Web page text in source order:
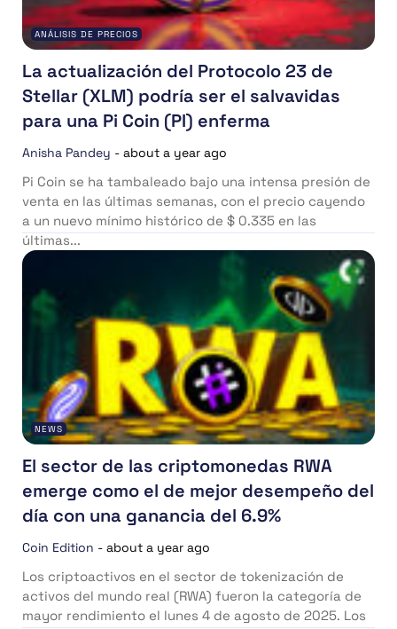
ANÁLISIS DE PRECIOS
La actualización del Protocolo 23 de
Stellar (XLM) podría ser el salvavidas
para una Pi Coin (PI) enferma
Anisha Pandey - about a year ago
Pi Coin se ha tambaleado bajo una intensa presión de
venta en las últimas semanas, con el precio cayendo
a un nuevo mínimo histórico de $ 0.335 en las
últimas...
NEWS
El sector de las criptomonedas RWA
emerge como el de mejor desempeño del
día con una ganancia del 6.9%
Coin Edition - about a year ago
Los criptoactivos en el sector de tokenización de
activos del mundo real (RWA) fueron la categoría de
mayor rendimiento el lunes 4 de agosto de 2025. Los